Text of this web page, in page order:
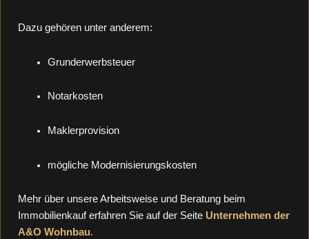
Dazu gehören unter anderem:
Grunderwerbsteuer
Notarkosten
Maklerprovision
mögliche Modernisierungskosten
Mehr über unsere Arbeitsweise und Beratung beim
Immobilienkauf erfahren Sie auf der Seite Unternehmen der
A&O Wohnbau.